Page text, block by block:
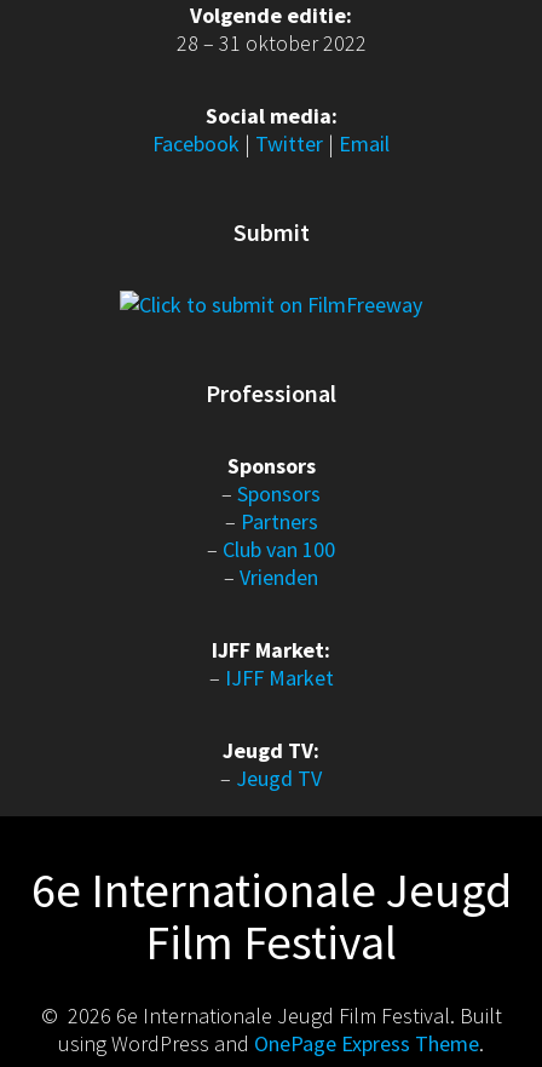
Volgende editie:
28 – 31 oktober 2022
Social media:
Facebook | Twitter | Email
Submit
Professional
Sponsors
– Sponsors
– Partners
– Club van 100
– Vrienden
IJFF Market:
– IJFF Market
Jeugd TV:
– Jeugd TV
6e Internationale Jeugd
Film Festival
© 2026 6e Internationale Jeugd Film Festival. Built
using WordPress and OnePage Express Theme.